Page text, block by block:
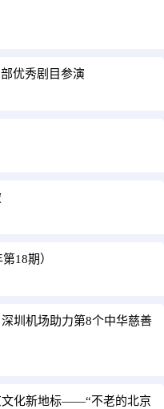
优秀剧目参演
18期）
圳机场助力第8个中华慈善
文化新地标——“不老的北京